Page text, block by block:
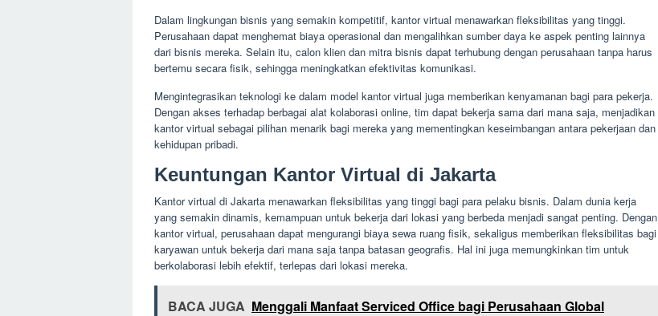
Dalam lingkungan bisnis yang semakin kompetitif, kantor virtual menawarkan fleksibilitas yang tinggi.
Perusahaan dapat menghemat biaya operasional dan mengalihkan sumber daya ke aspek penting lainnya
dari bisnis mereka. Selain itu, calon klien dan mitra bisnis dapat terhubung dengan perusahaan tanpa harus
bertemu secara fisik, sehingga meningkatkan efektivitas komunikasi.
Mengintegrasikan teknologi ke dalam model kantor virtual juga memberikan kenyamanan bagi para pekerja.
Dengan akses terhadap berbagai alat kolaborasi online, tim dapat bekerja sama dari mana saja, menjadikan
kantor virtual sebagai pilihan menarik bagi mereka yang mementingkan keseimbangan antara pekerjaan dan
kehidupan pribadi.
Keuntungan Kantor Virtual di Jakarta
Kantor virtual di Jakarta menawarkan fleksibilitas yang tinggi bagi para pelaku bisnis. Dalam dunia kerja
yang semakin dinamis, kemampuan untuk bekerja dari lokasi yang berbeda menjadi sangat penting. Dengan
kantor virtual, perusahaan dapat mengurangi biaya sewa ruang fisik, sekaligus memberikan fleksibilitas bagi
karyawan untuk bekerja dari mana saja tanpa batasan geografis. Hal ini juga memungkinkan tim untuk
berkolaborasi lebih efektif, terlepas dari lokasi mereka.
BACA JUGA Menggali Manfaat Serviced Office bagi Perusahaan Global